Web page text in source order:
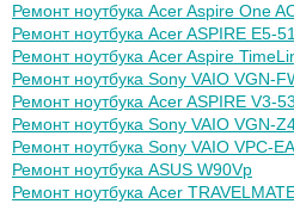
Ремонт ноутбука Acer Aspire One
Ремонт ноутбука Acer ASPIRE E5-
Ремонт ноутбука Acer Aspire
Ремонт ноутбука Sony VAIO VGN-
Ремонт ноутбука Acer ASPIRE V3-
Ремонт ноутбука Sony VAIO VGN-
Ремонт ноутбука Sony VAIO VPC-
Ремонт ноутбука ASUS W90Vp
Ремонт ноутбука Acer